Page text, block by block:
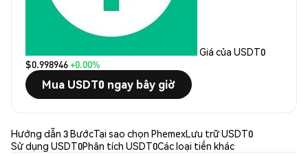
Giá của USDT0
$0.998946+0.00%
Mua USDT0 ngay bây giờ
Hướng dẫn 3 BướcTại sao chọn PhemexLưu trữ USDT0
Sử dụng USDT0Phân tích USDT0Các loại tiền khác